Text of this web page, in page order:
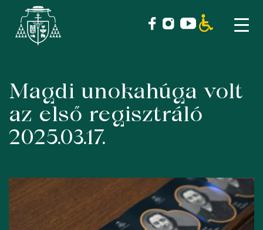
SkipMagdi unokahúga volt
az első regisztráló
2025.03.17.